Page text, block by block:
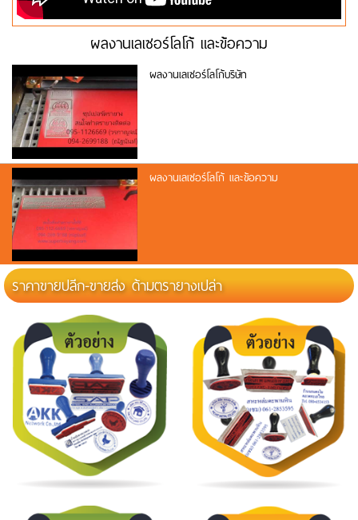
ผลงานเลเซอร์โลโก้ และข้อความ
ผลงานเลเซอร์โลโก้บริษัท
ผลงานเลเซอร์โลโก้ และข้อความ
เลเซอร์ที่อยู่พร้อมกรอบ
ผลงานเลเซอร์ ที่อยู และกรอบ
ราคาขายปลีก-ขายส่ง ด้ามตรายางเปล่า